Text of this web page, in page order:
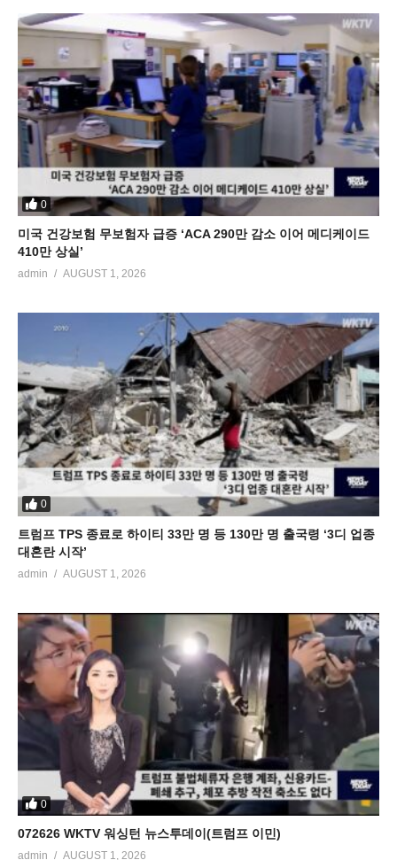
0
미국 건강보험 무보험자 급증 ‘ACA 290만 감소 이어 메디케이드
410만 상실’
admin AUGUST 1, 2026
0
트럼프 TPS 종료로 하이티 33만 명 등 130만 명 출국령 ‘3디 업종
대혼란 시작’
admin AUGUST 1, 2026
0
072626 WKTV 워싱턴 뉴스투데이(트럼프 이민)
admin AUGUST 1, 2026